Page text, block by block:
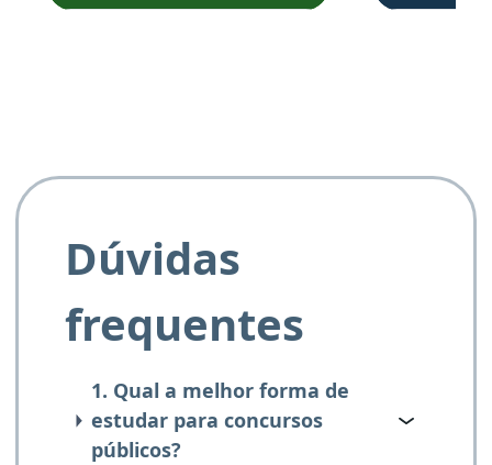
Dúvidas
frequentes
1. Qual a melhor forma de
estudar para concursos
públicos?